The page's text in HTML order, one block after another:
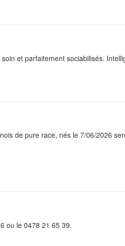
et parfaitement sociabilisés.
de pure race, nés le 7/06/2026
ou le 0478 21 65 39.